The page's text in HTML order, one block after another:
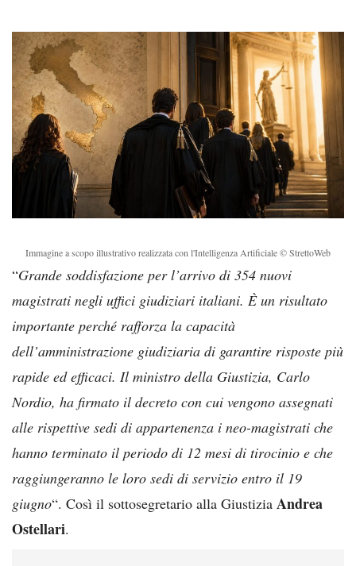
Immagine a scopo illustrativo realizzata con l'Intelligenza Artificiale © StrettoWeb
“Grande soddisfazione per l’arrivo di 354 nuovi
magistrati negli uffici giudiziari italiani. È un risultato
importante perché rafforza la capacità
dell’amministrazione giudiziaria di garantire risposte più
rapide ed efficaci. Il ministro della Giustizia, Carlo
Nordio, ha firmato il decreto con cui vengono assegnati
alle rispettive sedi di appartenenza i neo-magistrati che
hanno terminato il periodo di 12 mesi di tirocinio e che
raggiungeranno le loro sedi di servizio entro il 19
giugno“. Così il sottosegretario alla Giustizia Andrea
Ostellari.